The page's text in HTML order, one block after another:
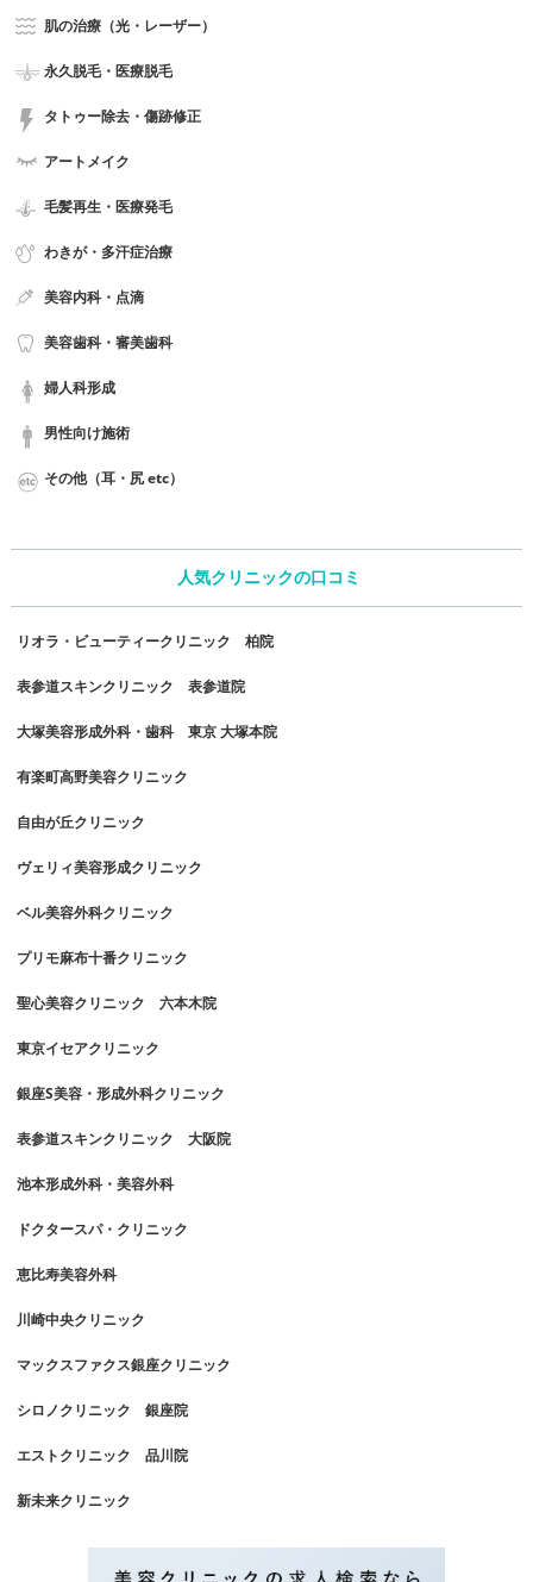
肌の治療（光・レーザー）
永久脱毛・医療脱毛
タトゥー除去・傷跡修正
アートメイク
毛髪再生・医療発毛
わきが・多汗症治療
美容内科・点滴
美容歯科・審美歯科
婦人科形成
男性向け施術
その他（耳・尻 etc）
人気クリニックの口コミ
リオラ・ビューティークリニック 柏院
表参道スキンクリニック 表参道院
大塚美容形成外科・歯科 東京 大塚本院
有楽町高野美容クリニック
自由が丘クリニック
ヴェリィ美容形成クリニック
ベル美容外科クリニック
プリモ麻布十番クリニック
聖心美容クリニック 六本木院
東京イセアクリニック
銀座S美容・形成外科クリニック
表参道スキンクリニック 大阪院
池本形成外科・美容外科
ドクタースパ・クリニック
恵比寿美容外科
川崎中央クリニック
マックスファクス銀座クリニック
シロノクリニック 銀座院
エストクリニック 品川院
新未来クリニック